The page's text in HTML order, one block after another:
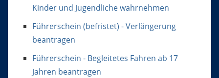
Kinder und Jugendliche wahrnehmen
Führerschein (befristet) - Verlängerung
beantragen
Führerschein - Begleitetes Fahren ab 17
Jahren beantragen